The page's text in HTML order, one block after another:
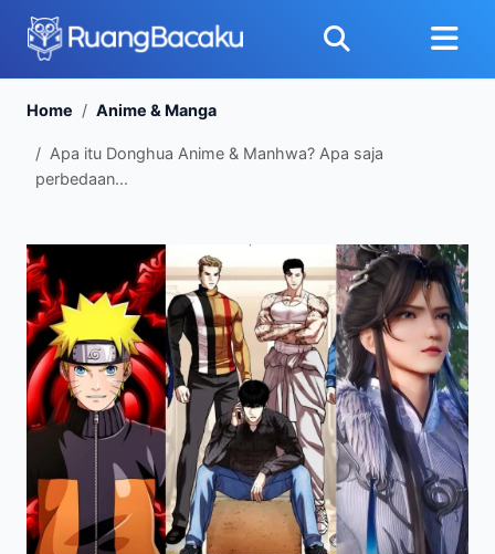
Home Anime & Manga
Apa itu Donghua Anime & Manhwa? Apa saja
perbedaan...